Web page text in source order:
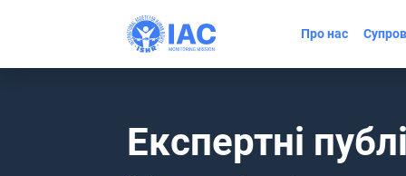
Про нас
Експертні